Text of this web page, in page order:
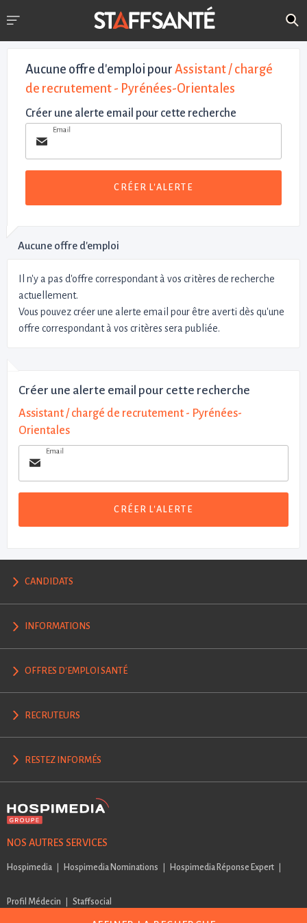
Aucune offre d'emploi pour Assistant / chargé
de recrutement - Pyrénées-Orientales
Créer une alerte email pour cette recherche
Email
CRÉER L'ALERTE
Aucune offre d'emploi
Il n'y a pas d'offre correspondant à vos critères de recherche
actuellement.
Vous pouvez créer une alerte email pour être averti dès qu'une
offre correspondant à vos critères sera publiée.
Créer une alerte email pour cette recherche
Assistant / chargé de recrutement - Pyrénées-
Orientales
Email
CRÉER L'ALERTE
CANDIDATS
INFORMATIONS
OFFRES D'EMPLOI SANTÉ
RECRUTEURS
RESTEZ INFORMÉS
NOS AUTRES SERVICES
Hospimedia Hospimedia Nominations Hospimedia Réponse Expert
Profil Médecin Staffsocial